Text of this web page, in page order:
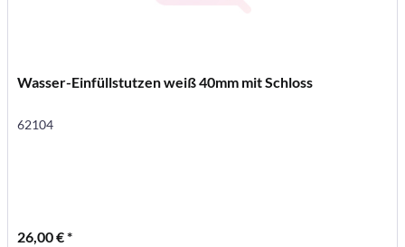
Wasser-Einfüllstutzen weiß 40mm mit Schloss
62104
26,00 € *